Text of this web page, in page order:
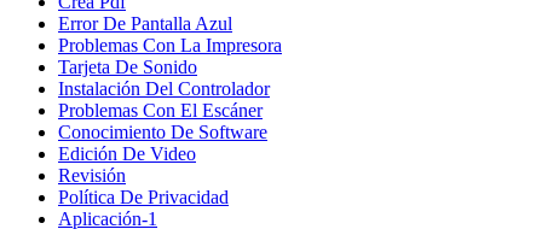
Error De Pantalla Azul
Problemas Con La Impresora
Tarjeta De Sonido
Instalación Del Controlador
Problemas Con El Escáner
Conocimiento De Software
Edición De Video
Revisión
Política De Privacidad
Aplicación-1